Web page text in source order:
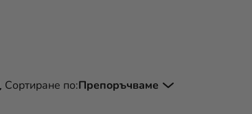
Сортиране по:Препоръчваме